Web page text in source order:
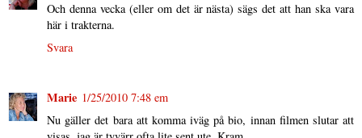
Och denna vecka (eller om det är nästa) sägs det att han ska vara
här i trakterna.
Svara
Marie 1/25/2010 7:48 em
Nu gäller det bara att komma iväg på bio, innan filmen slutar att